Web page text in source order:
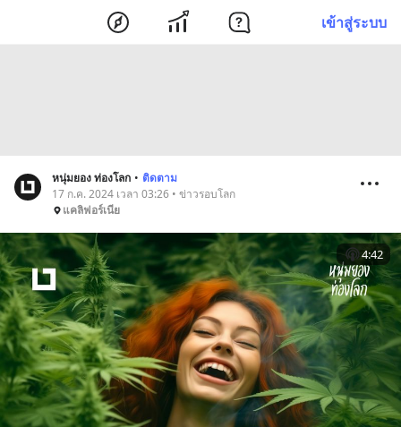
เข้าสู่ระบบ
หนุ่มยอง ท่องโลก • ติดตาม
17 ก.ค. 2024 เวลา 03:26 • ข่าวรอบโลก
แคลิฟอร์เนีย
4:42